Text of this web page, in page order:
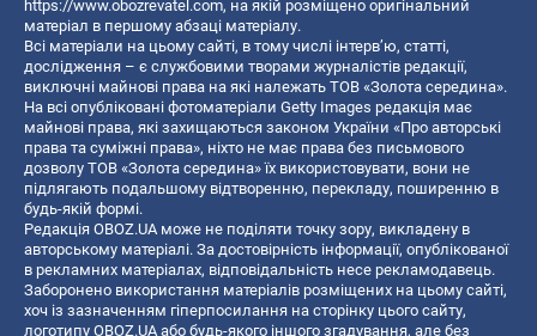
https://www.obozrevatel.com, на якій розміщено оригінальний
матеріал в першому абзаці матеріалу.
Всі матеріали на цьому сайті, в тому числі інтерв’ю, статті,
дослідження – є службовими творами журналістів редакції,
виключні майнові права на які належать ТОВ «Золота середина».
На всі опубліковані фотоматеріали Getty Images редакція має
майнові права, які захищаються законом України «Про авторські
права та суміжні права», ніхто не має права без письмового
дозволу ТОВ «Золота середина» їх використовувати, вони не
підлягають подальшому відтворенню, перекладу, поширенню в
будь-якій формі.
Редакція OBOZ.UA може не поділяти точку зору, викладену в
авторському матеріалі. За достовірність інформації, опублікованої
в рекламних матеріалах, відповідальність несе рекламодавець.
Заборонено використання матеріалів розміщених на цьому сайті,
хоч із зазначенням гіперпосилання на сторінку цього сайту,
логотипу OBOZ.UA або будь-якого іншого згадування, але без